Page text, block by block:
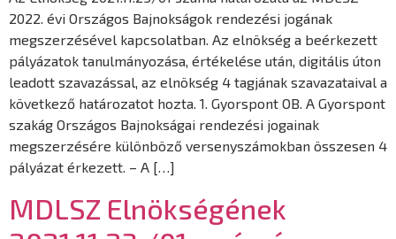
2022. évi Országos Bajnokságok rendezési jogának
megszerzésével kapcsolatban. Az elnökség a beérkezett
pályázatok tanulmányozása, értékelése után, digitális úton
leadott szavazással, az elnökség 4 tagjának szavazataival a
következő határozatot hozta. 1. Gyorspont OB. A Gyorspont
szakág Országos Bajnokságai rendezési jogainak
megszerzésére különböző versenyszámokban összesen 4
pályázat érkezett. – A […]
MDLSZ Elnökségének